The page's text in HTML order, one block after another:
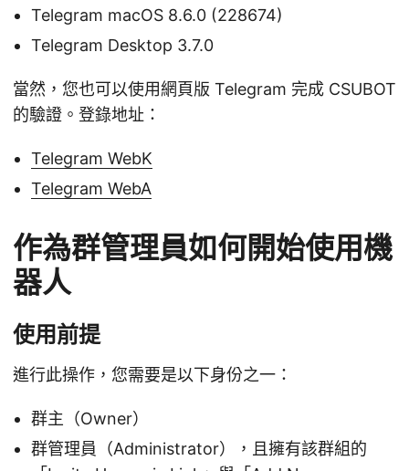
Telegram macOS 8.6.0 (228674)
Telegram Desktop 3.7.0
當然，您也可以使用網頁版 Telegram 完成 CSUBOT
的驗證。登錄地址：
Telegram WebK
Telegram WebA
作為群管理員如何開始使用機
器人
使用前提
進行此操作，您需要是以下身份之一：
群主（Owner）
群管理員（Administrator），且擁有該群組的